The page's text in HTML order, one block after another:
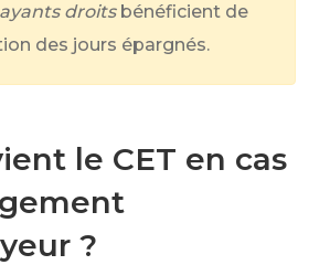
ayants droits bénéficient de
des jours épargnés.
le CET en cas
?